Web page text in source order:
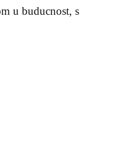
u buducnost, s